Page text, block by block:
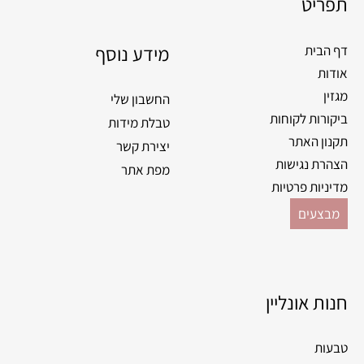
דף הבית
אודות
מגזין
ביקורות לקוחות
תקנון האתר
הצהרת נגישות
מדיניות פרטיות
מבצעים
מידע נוסף
החשבון שלי
טבלת מידות
יצירת קשר
מפת אתר
חנות אונליין
טבעות